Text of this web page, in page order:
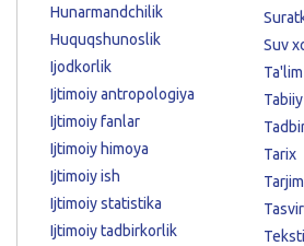
Hunarmandchilik
Huquqshunoslik
Ijodkorlik
Ijtimoiy antropologiya
Ijtimoiy fanlar
Ijtimoiy himoya
Ijtimoiy ish
Ijtimoiy statistika
Ijtimoiy tadbirkorlik
Suv
Ta'lim
Tarix